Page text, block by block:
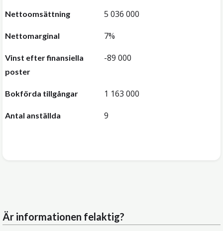
Nettoomsättning 5 036 000
Nettomarginal 7%
Vinst efter finansiella
poster
-89 000
Bokförda tillgångar 1 163 000
Antal anställda 9
Är informationen felaktig?